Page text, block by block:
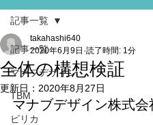
記事一覧
マナブデザイン
TBM
ピリカ
記事一覧
全体の構想検証
takahashi640
2020年6月9日 読了時間: 1分
更新日： 2020年8月27日
マナブデザイン株式会